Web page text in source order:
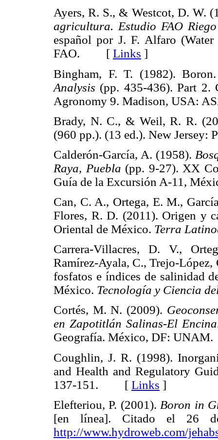
Ayers, R. S., & Westcot, D. W.
agricultura. Estudio FAO
español por J. F. Alfaro
FAO. [ Links ]
Bingham, F. T. (1982).
Analysis (pp. 435-436). Part 2.
Agronomy 9. Madison,
Brady, N. C., & Weil, R. R.
(960 pp.). (13 ed.). New
Calderón-García, A. (1958).
Raya, Puebla (pp. 9-27). XX
Guía de la Excursión A-11,
Can, C. A., Ortega, E. M.,
Flores, R. D. (2011). Origen y
Oriental de México. Terra
Carrera-Villacres, D. V.,
Ramírez-Ayala, C., Trejo-
fosfatos e índices de salinidad
México. Tecnología y Ciencia
Cortés, M. N. (2009).
en Zapotitlán Salinas-El
Geografía. México, DF:
Coughlin, J. R. (1998).
and Health and Regulatory
137-151. [ Links ]
Elefteriou, P. (2001). Boron in
[en línea]. Citado el 26
http://www.hydroweb.com/